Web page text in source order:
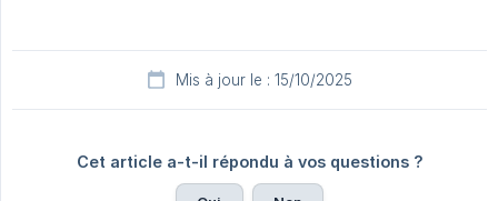
Mis à jour le : 15/10/2025
Cet article a-t-il répondu à vos questions ?